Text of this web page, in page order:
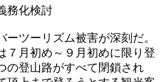
務化検討
ツーリズム被害が深刻だ。
７月初め～９月初めに限り登
の登山路がすべて閉鎖され